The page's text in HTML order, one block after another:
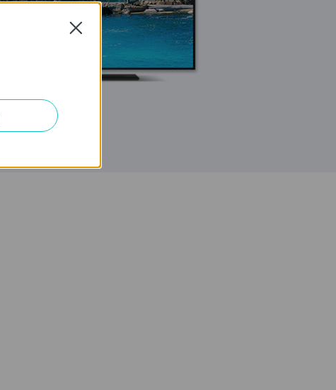
Close